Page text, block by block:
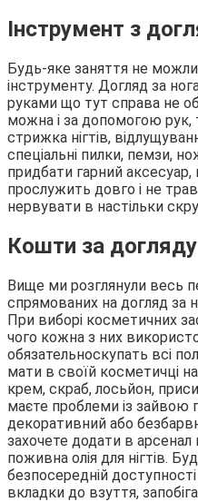
Інструмент з
Будь-яке заняття не
інструменту. Догляд за
руками що тут справа не
можна і за допомогою рук,
стрижка нігтів,
спеціальні пилки, пемзи,
придбати гарний аксесуар,
прослужить довго і не
нервувати в настільки
Кошти за
Вище ми розглянули весь
спрямованих на догляд за
При виборі косметичних
чого кожна з них
обязательноскупать всі
мати в своїй косметичці
крем, скраб, лосьйон,
маєте проблеми із зайвою
декоративний або
захочете додати в арсенал
поживна олія для нігтів.
безпосередній доступності
вкладки до взуття,